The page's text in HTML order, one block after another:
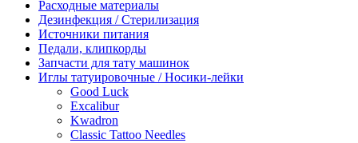
Расходные материалы
Дезинфекция / Стерилизация
Источники питания
Педали, клипкорды
Запчасти для тату машинок
Иглы татуировочные / Носики-лейки
Good Luck
Excalibur
Kwadron
Classic Tattoo Needles